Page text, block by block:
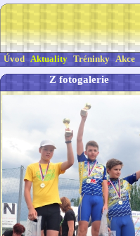
Úvod Aktuality Tréninky Akce
Z fotogalerie